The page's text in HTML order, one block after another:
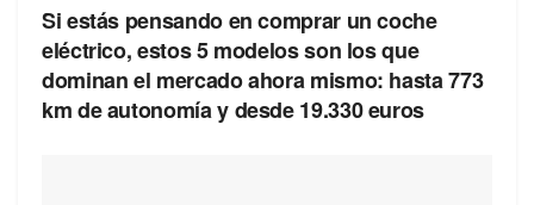
Si estás pensando en comprar un coche
eléctrico, estos 5 modelos son los que
dominan el mercado ahora mismo: hasta 773
km de autonomía y desde 19.330 euros